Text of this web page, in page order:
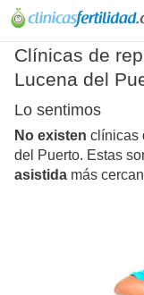
Clínicas de
Lucena del
Lo sentimos
No existen clínicas
del Puerto. Estas
asistida más